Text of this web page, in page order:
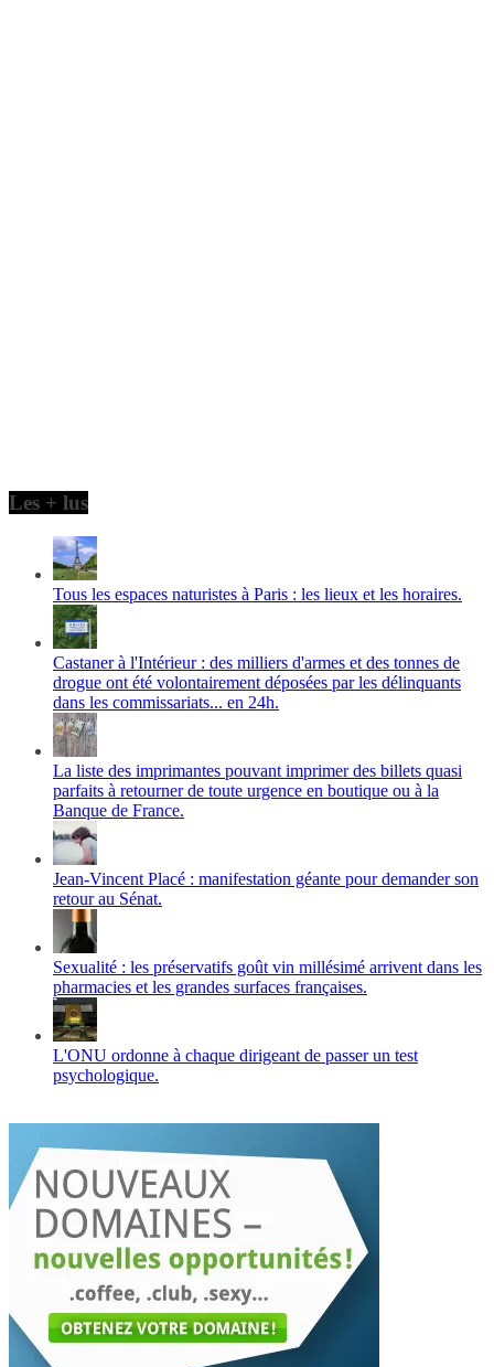
Les + lus
Tous les espaces naturistes à Paris : les lieux et les horaires.
Castaner à l'Intérieur : des milliers d'armes et des tonnes de
drogue ont été volontairement déposées par les délinquants
dans les commissariats... en 24h.
La liste des imprimantes pouvant imprimer des billets quasi
parfaits à retourner de toute urgence en boutique ou à la
Banque de France.
Jean-Vincent Placé : manifestation géante pour demander son
retour au Sénat.
Sexualité : les préservatifs goût vin millésimé arrivent dans les
pharmacies et les grandes surfaces françaises.
L'ONU ordonne à chaque dirigeant de passer un test
psychologique.